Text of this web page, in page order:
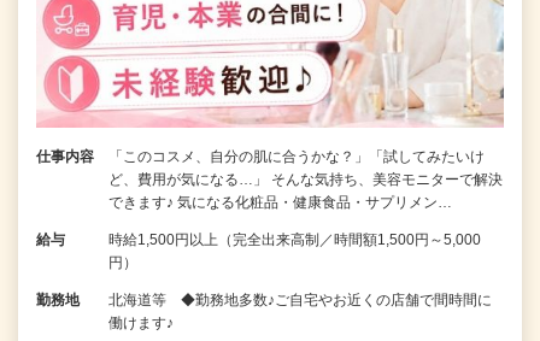
仕事内容
「このコスメ、自分の肌に合うかな？」「試してみたいけ
ど、費用が気になる…」 そんな気持ち、美容モニターで解決
できます♪ 気になる化粧品・健康食品・サプリメン…
給与
時給1,500円以上（完全出来高制／時間額1,500円～5,000
円）
勤務地
北海道等 ◆勤務地多数♪ご自宅やお近くの店舗で間時間に
働けます♪